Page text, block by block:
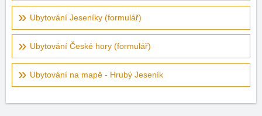
Ubytování Jeseníky (formulář)
Ubytování České hory (formulář)
Ubytování na mapě - Hrubý Jeseník